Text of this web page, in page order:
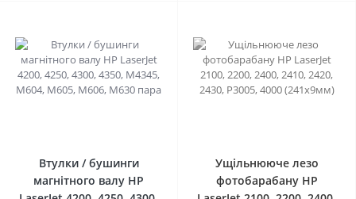
Втулки / бушинги
магнітного валу HP
Ущільнююче лезо
фотобарабану HP